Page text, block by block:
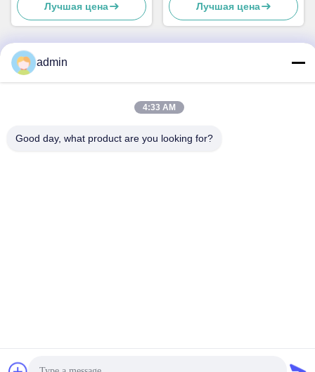
Лучшая цена
когтей 1 кг 350cc Ппсу
материал
Лучшая цена
Быстрый контакт
No 236 Линг Роуд Вэньчжоу Чжэцзян Китай
admin
4:33 AM
Good day, what product are you looking for?